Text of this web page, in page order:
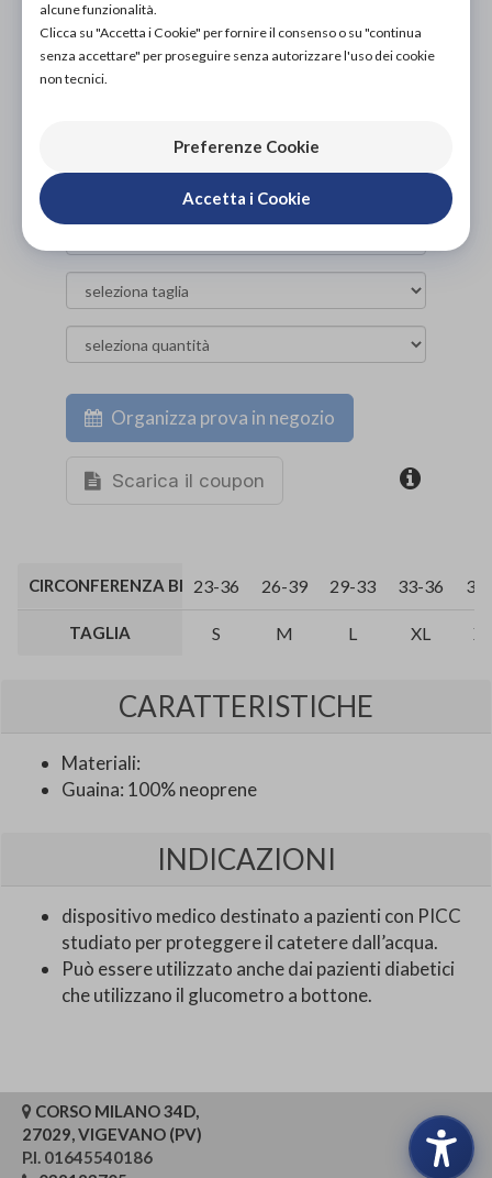
PROVA E ACQUISTA IN NEGOZIO
DA60,00€
PROVA E NOLEGGIA IN NEGOZIO
ACQUISTA ONLINE
NON DISPONIBILE
Organizza prova in negozio
Scarica il coupon
CIRCONFERENZA BICIPITE (CM)
23-36 26-39 29-33 33-36
TAGLIA S M L XL
CARATTERISTICHE
Materiali:
Guaina: 100% neoprene
INDICAZIONI
dispositivo medico destinato a pazienti con PICC
studiato per proteggere il catetere dall’acqua.
Può essere utilizzato anche dai pazienti diabetici
che utilizzano il glucometro a bottone.
CORSO MILANO 34D,
27029, VIGEVANO (PV)
P.I. 01645540186
alcune funzionalità.
Clicca su "Accetta i Cookie" per fornire il consenso o su "continua
senza accettare" per proseguire senza autorizzare l'uso dei cookie
non tecnici.
Preferenze Cookie
Accetta i Cookie